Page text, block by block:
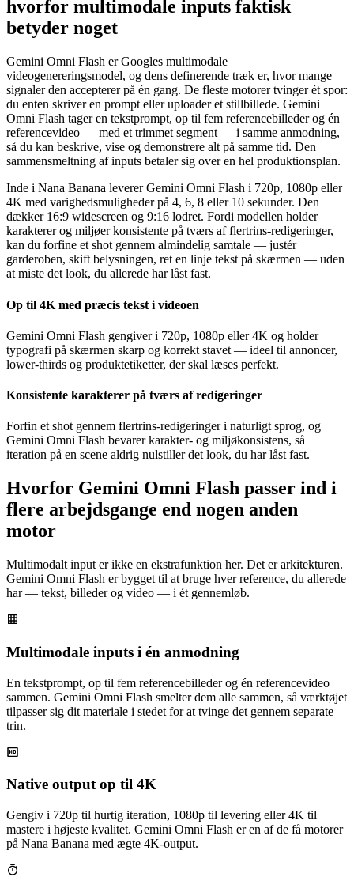
hvorfor multimodale inputs faktisk
betyder noget
Gemini Omni Flash er Googles multimodale
videogenereringsmodel, og dens definerende træk er, hvor mange
signaler den accepterer på én gang. De fleste motorer tvinger ét spor:
du enten skriver en prompt eller uploader et stillbillede. Gemini
Omni Flash tager en tekstprompt, op til fem referencebilleder og én
referencevideo — med et trimmet segment — i samme anmodning,
så du kan beskrive, vise og demonstrere alt på samme tid. Den
sammensmeltning af inputs betaler sig over en hel produktionsplan.
Inde i Nana Banana leverer Gemini Omni Flash i 720p, 1080p eller
4K med varighedsmuligheder på 4, 6, 8 eller 10 sekunder. Den
dækker 16:9 widescreen og 9:16 lodret. Fordi modellen holder
karakterer og miljøer konsistente på tværs af flertrins-redigeringer,
kan du forfine et shot gennem almindelig samtale — justér
garderoben, skift belysningen, ret en linje tekst på skærmen — uden
at miste det look, du allerede har låst fast.
Op til 4K med præcis tekst i videoen
Gemini Omni Flash gengiver i 720p, 1080p eller 4K og holder
typografi på skærmen skarp og korrekt stavet — ideel til annoncer,
lower-thirds og produktetiketter, der skal læses perfekt.
Konsistente karakterer på tværs af redigeringer
Forfin et shot gennem flertrins-redigeringer i naturligt sprog, og
Gemini Omni Flash bevarer karakter- og miljøkonsistens, så
iteration på en scene aldrig nulstiller det look, du har låst fast.
Hvorfor Gemini Omni Flash passer ind i
flere arbejdsgange end nogen anden
motor
Multimodalt input er ikke en ekstrafunktion her. Det er arkitekturen.
Gemini Omni Flash er bygget til at bruge hver reference, du allerede
har — tekst, billeder og video — i ét gennemløb.
Multimodale inputs i én anmodning
En tekstprompt, op til fem referencebilleder og én referencevideo
sammen. Gemini Omni Flash smelter dem alle sammen, så værktøjet
tilpasser sig dit materiale i stedet for at tvinge det gennem separate
trin.
Native output op til 4K
Gengiv i 720p til hurtig iteration, 1080p til levering eller 4K til
mastere i højeste kvalitet. Gemini Omni Flash er en af de få motorer
på Nana Banana med ægte 4K-output.